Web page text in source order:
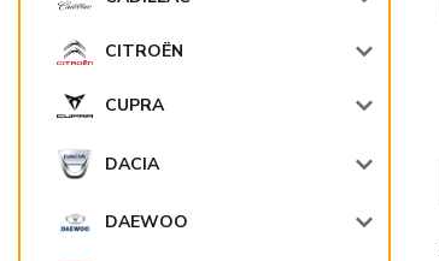
CITROËN
CUPRA
DACIA
DAEWOO